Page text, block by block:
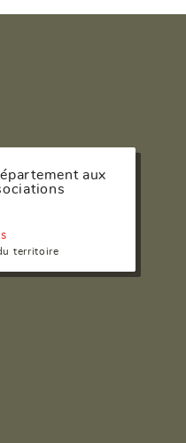
aux
territoire